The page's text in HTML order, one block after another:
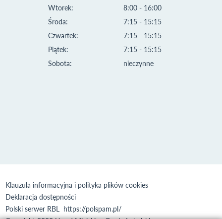
Wtorek:
Środa:
Czwartek:
Piątek:
Sobota:
8:00 - 16:00
7:15 - 15:15
7:15 - 15:15
7:15 - 15:15
nieczynne
Klauzula informacyjna i polityka plików cookies
Deklaracja dostępności
Polski serwer RBL https://polspam.pl/